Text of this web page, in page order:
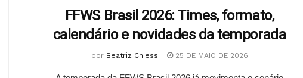
FFWS Brasil 2026: Times, formato,
calendário e novidades da temporada
por Beatriz Chiessi 25 DE MAIO DE 2026